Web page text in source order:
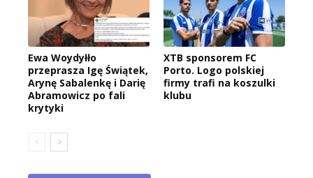
Ewa Woydyłło
przeprasza Igę Świątek,
Arynę Sabalenkę i Darię
Abramowicz po fali
krytyki
XTB sponsorem FC
Porto. Logo polskiej
firmy trafi na koszulki
klubu